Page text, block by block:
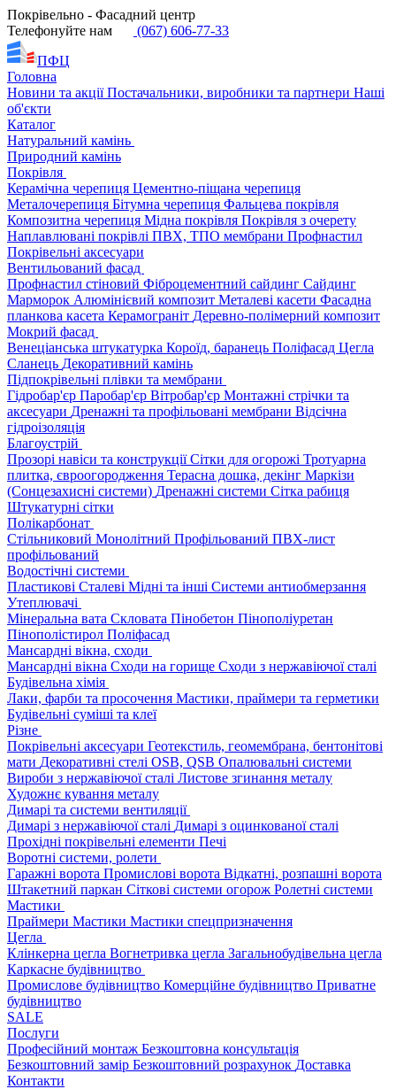
Покрівельно - Фасадний центр
Телефонуйте нам
(067) 606-77-33
ПФЦ
Головна
Новини та акціїПостачальники, виробники та партнери Наші
об'єкти
Каталог
Натуральний камінь
Природний камінь
Покрівля
Керамічна черепиця Цементно-піщана черепиця
Металочерепиця Бітумна черепиця Фальцева покрівля
Композитна черепиця Мідна покрівля Покрівля з очерету
Наплавлювані покрівлі ПВХ, ТПО мембрани Профнастил
Покрівельні аксесуари
Вентильований фасад
Профнастил стіновий Фіброцементний сайдинг Сайдинг
Марморок Алюмінієвий композит Металеві касети Фасадна
планкова касета Керамограніт Деревно-полімерний композит
Мокрий фасад
Венеціанська штукатурка Короїд, баранець Поліфасад Цегла
Сланець Декоративний камінь
Підпокрівельні плівки та мембрани
Гідробар'єр Паробар'єр Вітробар'єр Монтажні стрічки та
аксесуари Дренажні та профільовані мембрани Відсічна
гідроізоляція
Благоустрій
Прозорі навіси та конструкціїСітки для огорожі Тротуарна
плитка, євроогородження Терасна дошка, декінг Маркізи
(Сонцезахисні системи) Дренажні системи Сітка рабиця
Штукатурні сітки
Полікарбонат
Стільниковий Монолітний Профільований ПВХ-лист
профільований
Водостічні системи
Пластикові Сталеві Мідні та інші Системи антиобмерзання
Утеплювачі
Мінеральна вата Скловата Пінобетон Пінополіуретан
Пінополістирол Поліфасад
Мансардні вікна, сходи
Мансардні вікна Сходи на горище Сходи з нержавіючої сталі
Будівельна хімія
Лаки, фарби та просочення Мастики, праймери та герметики
Будівельні суміші та клеї
Різне
Покрівельні аксесуари Геотекстиль, геомембрана, бентонітові
мати Декоративні стелі OSB, QSB Опалювальні системи
Вироби з нержавіючої сталі Листове згинання металу
Художнє кування металу
Димарі та системи вентиляції
Димарі з нержавіючої сталі Димарі з оцинкованої сталі
Прохідні покрівельні елементи Печі
Воротні системи, ролети
Гаражні ворота Промислові ворота Відкатні, розпашні ворота
Штакетний паркан Сіткові системи огорож Ролетні системи
Мастики
Праймери Мастики Мастики спецпризначення
Цегла
Клінкерна цегла Вогнетривка цегла Загальнобудівельна цегла
Каркасне будівництво
Промислове будівництво Комерційне будівництво Приватне
будівництво
SALE
Послуги
Професійний монтаж Безкоштовна консультація
Безкоштовний замір Безкоштовний розрахунок Доставка
Контакти